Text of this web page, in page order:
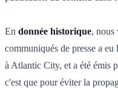
En donnée historique, nous
communiqués de presse a
à Atlantic City, et a été émis
c'est que pour éviter la